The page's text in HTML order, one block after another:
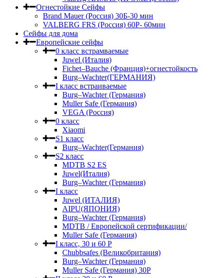
Огнестойкие Сейфы
Brand Mauer (Россия) 30Б-30 мин
VALBERG FRS (Россия) 60Р- 60мин
Сейфы для дома
Европейские сейфы
0 класс встрамваемые
Juwel (Италия)
Fichet–Bauche (Франция)+огнестойкость
Burg–Wachter(ГЕРМАНИЯ)
I класс встраиваемые
Burg–Wachter (Германия)
Muller Safe (Германия)
VEGA (Россия)
0 класс
Xiaomi
S1 класс
Burg–Wachter(Германия)
S2 класс
MDTB S2 ES
Juwel(Италия)
Burg–Wachter (Германия)
I класс
Juwel (ИТАЛИЯ)
AIPU(ЯПОНИЯ)
Burg–Wachter (Германия)
MDTB / Европейской сертификации/
Muller Safe (Германия)
I класс, 30 и 60 P
Chubbsafes (Великобритания)
Burg–Wachter (Германия)
Muller Safe (Германия) 30Р